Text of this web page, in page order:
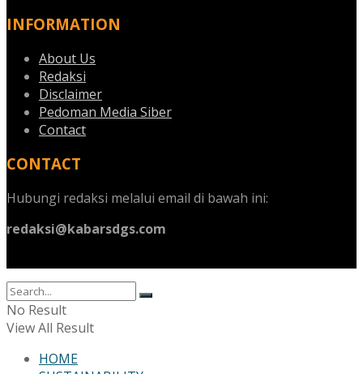
INFORMATION
About Us
Redaksi
Disclaimer
Pedoman Media Siber
Contact
CONTACT
Hubungi redaksi melalui email di bawah ini:
redaksi@kabarsdgs.com
No Result
View All Result
HOME